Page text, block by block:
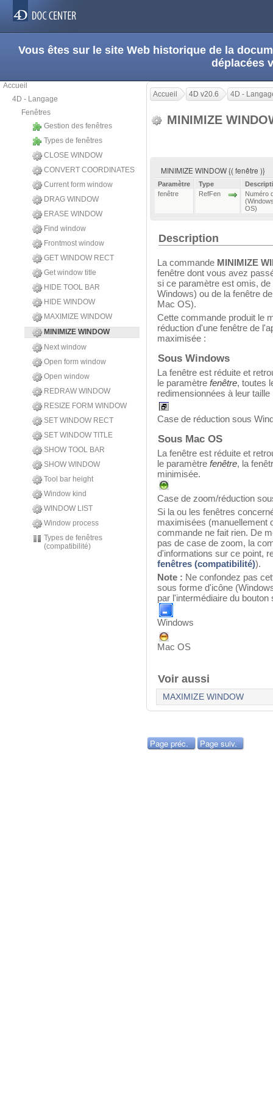
Vous êtes sur le site Web historique de la
déplacées
Accueil
4D - Langage
Fenêtres
Gestion des fenêtres
Types de fenêtres
CLOSE WINDOW
CONVERT COORDINATES
Current form window
DRAG WINDOW
ERASE WINDOW
Find window
Frontmost window
GET WINDOW RECT
Get window title
HIDE TOOL BAR
HIDE WINDOW
MAXIMIZE WINDOW
MINIMIZE WINDOW
Next window
Open form window
Open window
REDRAW WINDOW
RESIZE FORM WINDOW
SET WINDOW RECT
SET WINDOW TITLE
SHOW TOOL BAR
SHOW WINDOW
Tool bar height
Window kind
WINDOW LIST
Window process
Types de fenêtres
(compatibilité)
Accueil 4D v20.6 4D -
MINIMIZE
MINIMIZE WINDOW {( fenêtre )}
Paramètre Type
fenêtre
RefFen
Numéro
OS)
Description
La commande MINIMIZE
fenêtre dont vous avez
si ce paramètre est omis,
Windows) ou de la fenêtre
Mac OS).
Cette commande produit le
réduction d'une fenêtre de
maximisée :
Sous Windows
La fenêtre est réduite et
le paramètre fenêtre, toutes
redimensionnées à leur taille
Case de réduction sous
Sous Mac OS
La fenêtre est réduite et
le paramètre fenêtre, la
minimisée.
Case de zoom/réduction
Si la ou les fenêtres
maximisées (manuellement
commande ne fait rien. De
pas de case de zoom, la
d'informations sur ce point,
fenêtres (compatibilité)).
Note : Ne confondez pas
sous forme d'icône
par l'intermédiaire du bouton
Windows
Mac OS
Voir aussi
MAXIMIZE WINDOW
Page préc. Page suiv.